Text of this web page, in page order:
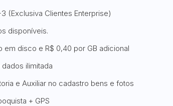
(Exclusiva Clientes Enterprise)
disponíveis.
em disco e R$ 0,40 por GB adicional
ilimitada
e Auxiliar no cadastro bens e fotos
+ GPS